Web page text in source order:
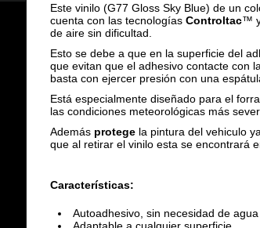
Este vinilo (G77 Gloss Sky Blue) de un
cuenta con las tecnologías Controltac™
de aire sin dificultad.
Esto se debe a que en la superficie del
que evitan que el adhesivo contacte con
basta con ejercer presión con una
Está especialmente diseñado para el
las condiciones meteorológicas más
Además protegela pintura del vehiculo
que al retirar el vinilo esta se encontrará
Características:
Autoadhesivo, sin necesidad de agua